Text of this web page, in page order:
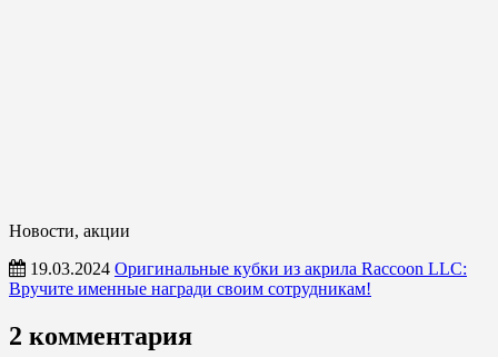
Новости, акции
19.03.2024 Оригинальные кубки из акрила Raccoon LLC:
Вручите именные награди своим сотрудникам!
Кубки,
статуэтки
2 комментария